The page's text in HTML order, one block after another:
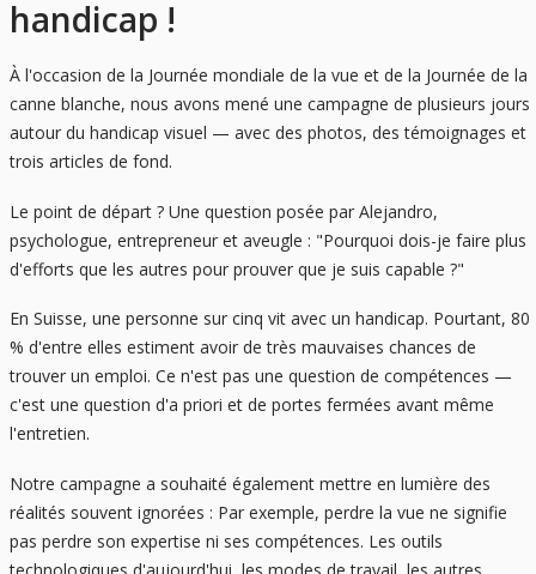
handicap !
À l'occasion de la Journée mondiale de la vue et de la Journée de la
canne blanche, nous avons mené une campagne de plusieurs jours
autour du handicap visuel — avec des photos, des témoignages et
trois articles de fond.
Le point de départ ? Une question posée par Alejandro,
psychologue, entrepreneur et aveugle : "Pourquoi dois-je faire plus
d'efforts que les autres pour prouver que je suis capable ?"
En Suisse, une personne sur cinq vit avec un handicap. Pourtant, 80
% d'entre elles estiment avoir de très mauvaises chances de
trouver un emploi. Ce n'est pas une question de compétences —
c'est une question d'a priori et de portes fermées avant même
l'entretien.
Notre campagne a souhaité également mettre en lumière des
réalités souvent ignorées : Par exemple, perdre la vue ne signifie
pas perdre son expertise ni ses compétences. Les outils